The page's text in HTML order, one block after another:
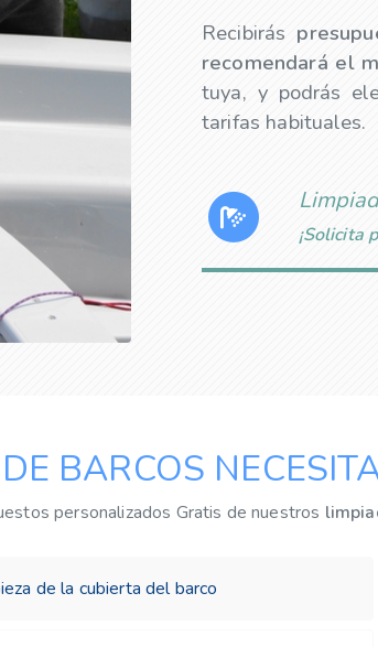
Recibirás
recomendará el
tuya, y podrás
tarifas habituales.
¡Solicita
DE BARCOS
personalizados Gratis de nuestros
de la cubierta del barco